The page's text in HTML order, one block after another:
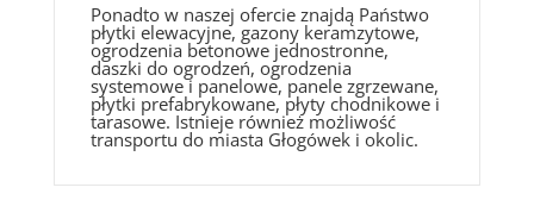
Ponadto w naszej ofercie znajdą Państwo
płytki elewacyjne, gazony keramzytowe,
ogrodzenia betonowe jednostronne,
daszki do ogrodzeń, ogrodzenia
systemowe i panelowe, panele zgrzewane,
płytki prefabrykowane, płyty chodnikowe i
tarasowe. Istnieje również możliwość
transportu do miasta Głogówek i okolic.